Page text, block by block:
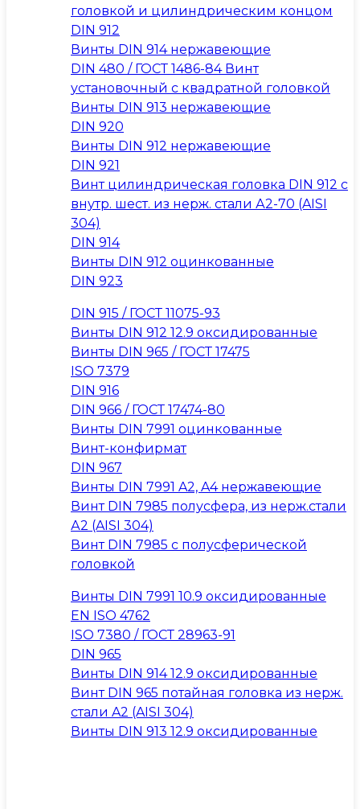
головкой и цилиндрическим концом
DIN 912
Винты DIN 914 нержавеющие
DIN 480 / ГОСТ 1486-84 Винт
установочный с квадратной головкой
Винты DIN 913 нержавеющие
DIN 920
Винты DIN 912 нержавеющие
DIN 921
Винт цилиндрическая головка DIN 912 с
внутр. шест. из нерж. стали А2-70 (AISI
304)
DIN 914
Винты DIN 912 оцинкованные
DIN 923
DIN 915 / ГОСТ 11075-93
Винты DIN 912 12.9 оксидированные
Винты DIN 965 / ГОСТ 17475
ISO 7379
DIN 916
DIN 966 / ГОСТ 17474-80
Винты DIN 7991 оцинкованные
Винт-конфирмат
DIN 967
Винты DIN 7991 A2, A4 нержавеющие
Винт DIN 7985 полусфера, из нерж.стали
А2 (AISI 304)
Винт DIN 7985 с полусферической
головкой
Винты DIN 7991 10.9 оксидированные
EN ISO 4762
ISO 7380 / ГОСТ 28963-91
DIN 965
Винты DIN 914 12.9 оксидированные
Винт DIN 965 потайная головка из нерж.
стали A2 (AISI 304)
Винты DIN 913 12.9 оксидированные